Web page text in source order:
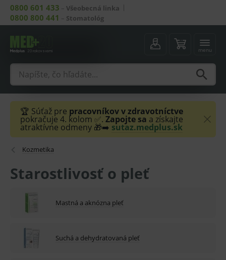
0800 601 433 – Všeobecná linka
0800 800 441 – Stomatológ
menu
🏆 Súťaž pre pracovníkov v zdravotníctve
pokračuje 4. kolom ✅. Zapojte sa a získajte
atraktívne odmeny 🎁➡️ sutaz.medplus.sk
Kozmetika
Starostlivosť o pleť
Mastná a aknózna pleť
Suchá a dehydratovaná pleť